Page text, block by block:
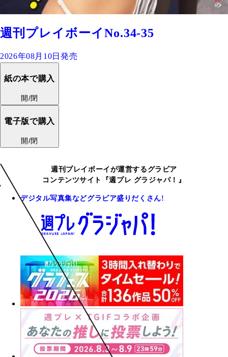
週刊プレイボーイNo.34-35
2026年08月10日発売
紙の本で購入
開/閉
電子版で購入
開/閉
週刊プレイボーイが運営するグラビア
コンテンツサイト『週プレ グラジャパ！』
デジタル写真集などグラビア盛りだくさん!